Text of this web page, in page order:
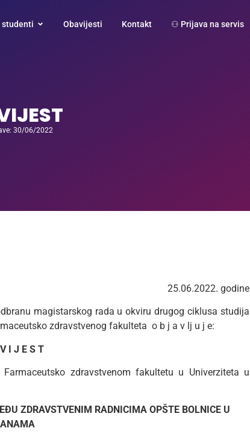
Obavijesti Kontakt ⚇ Prijava na servis
30/06/2022
25.06.2022. godine
magistarskog rada u okviru drugog ciklusa studija
zdravstvenog fakulteta o b j a v lj u j e:
I J E S T
zdravstvenom fakultetu u Univerziteta u
ZDRAVSTVENIM RADNICIMA OPŠTE BOLNICE U